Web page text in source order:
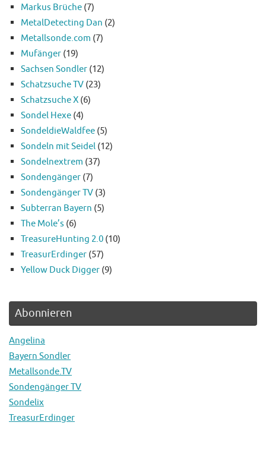
Markus Brüche (7)
MetalDetecting Dan (2)
Metallsonde.com (7)
Mufänger (19)
Sachsen Sondler (12)
Schatzsuche TV (23)
Schatzsuche X (6)
Sondel Hexe (4)
SondeldieWaldfee (5)
Sondeln mit Seidel (12)
Sondelnextrem (37)
Sondengänger (7)
Sondengänger TV (3)
Subterran Bayern (5)
The Mole’s (6)
TreasureHunting 2.0 (10)
TreasurErdinger (57)
Yellow Duck Digger (9)
Abonnieren
Angelina
Bayern Sondler
Metallsonde.TV
Sondengänger TV
Sondelix
TreasurErdinger